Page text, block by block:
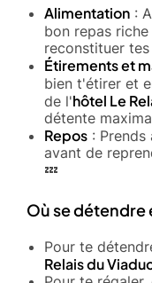
Alimentation :
bon repas riche
reconstituer tes
Étirements et
bien t'étirer et
de l'hôtel Le
détente
Repos : Prends
avant de
💤
Où se détendre
Pour te
Relais du